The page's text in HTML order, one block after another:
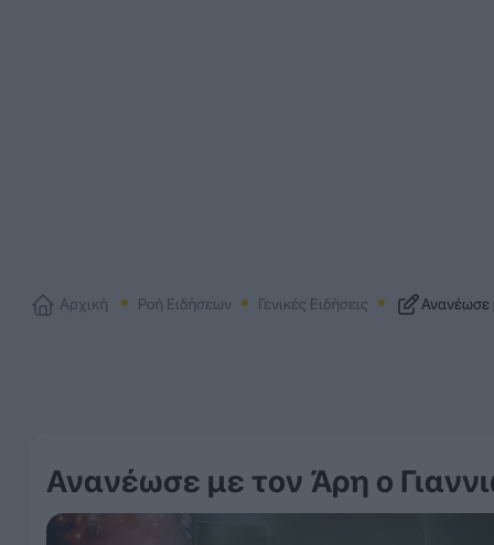
Αρχική Ροή Ειδήσεων Γενικές Ειδήσεις Ανανέωσε
Ανανέωσε με τον Άρη ο